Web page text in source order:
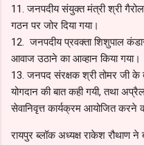
11. जनपदीय संयुक्त मंत्री श्री गैरोला
गठन पर जोर दिया गया।
12. जनपदीय प्रवक्ता शिशुपाल
आवाज उठाने का आव्हान किया गया।
13. जनपद संरक्षक श्री तोमर जी के
योगदान की बात कही गयी, तथा
सेवानिवृत्त कार्यक्रम आयोजित करने
रायपुर ब्लॉक अध्यक्ष राकेश रौथाण ने